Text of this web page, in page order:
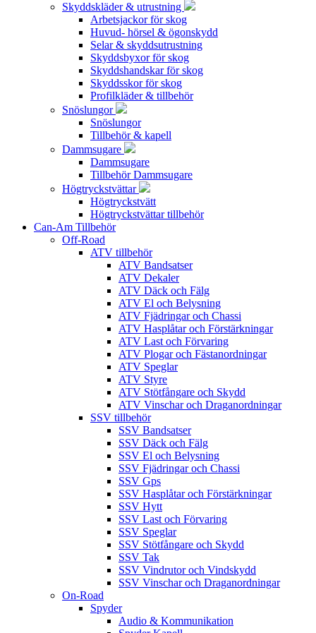
Skyddskläder & utrustning
Arbetsjackor för skog
Huvud- hörsel & ögonskydd
Selar & skyddsutrustning
Skyddsbyxor för skog
Skyddshandskar för skog
Skyddsskor för skog
Profilkläder & tillbehör
Snöslungor
Snöslungor
Tillbehör & kapell
Dammsugare
Dammsugare
Tillbehör Dammsugare
Högtryckstvättar
Högtryckstvätt
Högtryckstvättar tillbehör
Can-Am Tillbehör
Off-Road
ATV tillbehör
ATV Bandsatser
ATV Dekaler
ATV Däck och Fälg
ATV El och Belysning
ATV Fjädringar och Chassi
ATV Hasplåtar och Förstärkningar
ATV Last och Förvaring
ATV Plogar och Fästanordningar
ATV Speglar
ATV Styre
ATV Stötfångare och Skydd
ATV Vinschar och Draganordningar
SSV tillbehör
SSV Bandsatser
SSV Däck och Fälg
SSV El och Belysning
SSV Fjädringar och Chassi
SSV Gps
SSV Hasplåtar och Förstärkningar
SSV Hytt
SSV Last och Förvaring
SSV Speglar
SSV Stötfångare och Skydd
SSV Tak
SSV Vindrutor och Vindskydd
SSV Vinschar och Draganordningar
On-Road
Spyder
Audio & Kommunikation